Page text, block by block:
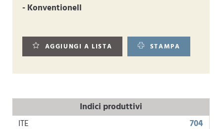
- Konventionell
AGGIUNGI A LISTA STAMPA
Indici produttivi
ITE
704